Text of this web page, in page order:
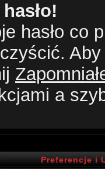
hasło co
a
Preferencje i